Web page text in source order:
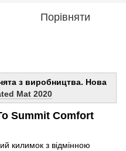
Порівняти
з виробництва. Нова
Mat 2020
Summit Comfort
килимок з відмінною